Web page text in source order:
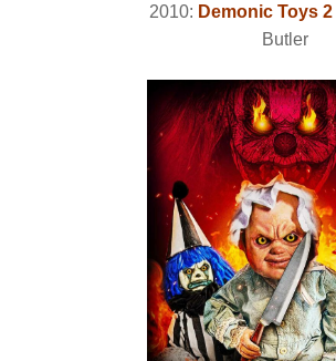
2010: Demonic Toys 2
Butler